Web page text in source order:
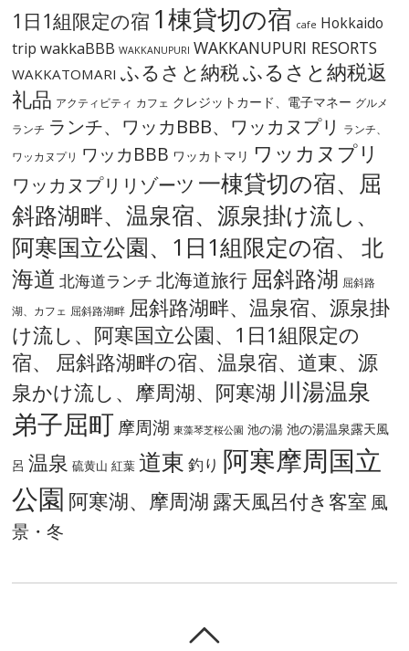
1日1組限定の宿 1棟貸切の宿 cafe Hokkaido
trip wakkaBBB WAKKANUPURI WAKKANUPURI RESORTS
WAKKATOMARI ふるさと納税ふるさと納税返
礼品 アクティビティ カフェ クレジットカード、電子マネー グルメ
ランチ ランチ、ワッカBBB、ワッカヌプリ
ランチ、
ワッカヌプリ ワッカBBB ワッカトマリ ワッカヌプリ
ワッカヌプリリゾーツ 一棟貸切の宿、屈
斜路湖畔、温泉宿、源泉掛け流し、
阿寒国立公園、1日1組限定の宿、
北
海道 北海道ランチ 北海道旅行 屈斜路湖 屈斜路
湖、カフェ 屈斜路湖畔 屈斜路湖畔、温泉宿、源泉掛
け流し、阿寒国立公園、1日1組限定の
宿、
屈斜路湖畔の宿、温泉宿、道東、源
泉かけ流し、摩周湖、阿寒湖 川湯温泉
弟子屈町摩周湖 東藻琴芝桜公園 池の湯 池の湯温泉露天風
呂 温泉 硫黄山 紅葉 道東 釣り 阿寒摩周国立
公園 阿寒湖、摩周湖 露天風呂付き客室 風
景・冬